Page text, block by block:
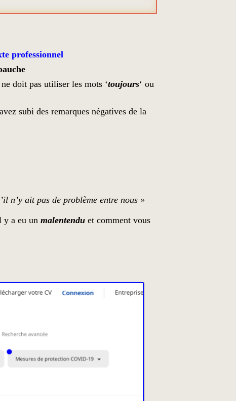
professionnel
doit pas utiliser les mots ‘toujours‘ ou
subi des remarques négatives de la
n’y ait pas de problème entre nous »
y a eu unmalentendu et comment vous